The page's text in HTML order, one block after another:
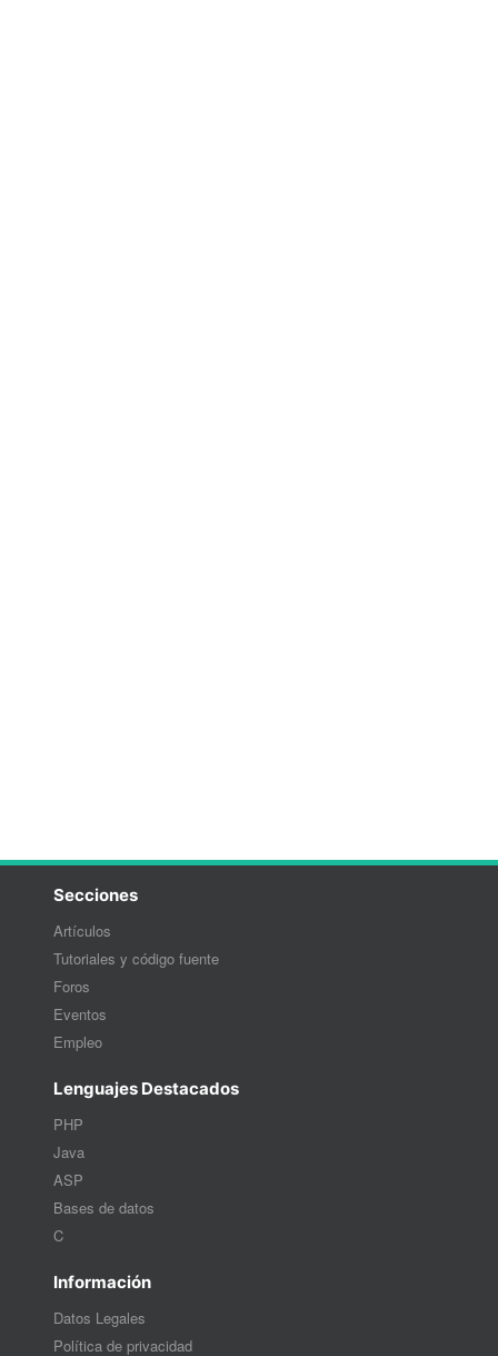
Secciones
Artículos
Tutoriales y código fuente
Foros
Eventos
Empleo
Lenguajes Destacados
PHP
Java
ASP
Bases de datos
C
Información
Datos Legales
Política de privacidad